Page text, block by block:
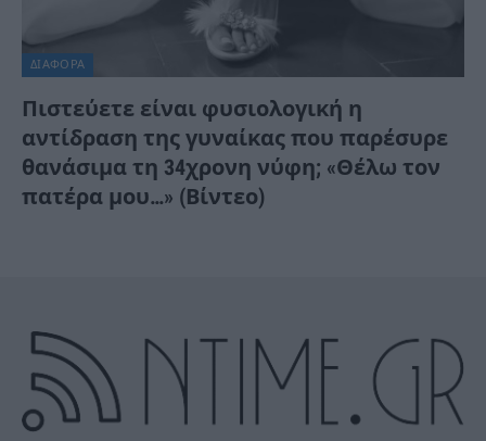
ΔΙΆΦΟΡΑ
Πιστεύετε είναι φυσιολογική η
αντίδραση της γυναίκας που παρέσυρε
θανάσιμα τη 34χρονη νύφη; «Θέλω τον
πατέρα μου…» (Βίντεο)